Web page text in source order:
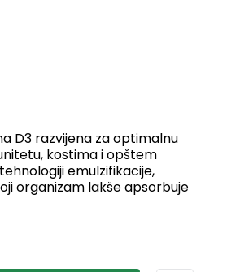
D3 razvijena za optimalnu
kostima i opštem
emulzifikacije,
organizam lakše apsorbuje